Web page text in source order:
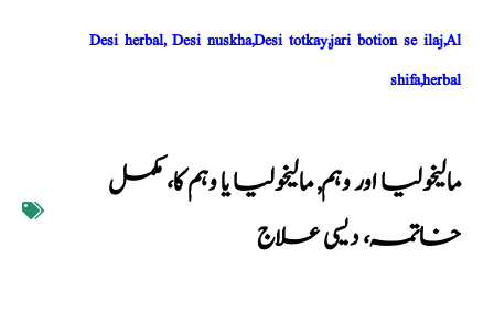
Desi herbal, Desi nuskha,Desi totkay,jari botion se ilaj,Al
shifa,herbal
مالیخولیا اور وہم,مالیخولیا یا وہم کا، مکمل
خاتمہ، دیسی علاج